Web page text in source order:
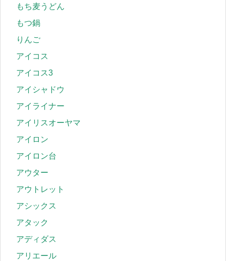
もち麦うどん
もつ鍋
りんご
アイコス
アイコス3
アイシャドウ
アイライナー
アイリスオーヤマ
アイロン
アイロン台
アウター
アウトレット
アシックス
アタック
アディダス
アリエール